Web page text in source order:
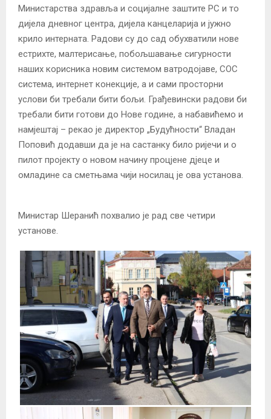
Министарства здравља и социјалне заштите РС и то
дијела дневног центра, дијела канцеларија и јужно
крило интерната. Радови су до сад обухватили нове
естрихте, малтерисање, побољшавање сигурности
наших корисника новим системом ватродојаве, СОС
система, интернет конекције, а и сами просторни
услови би требали бити бољи. Грађевински радови би
требали бити готови до Нове године, а набавићемо и
намјештај – рекао је директор „Будућности“ Владан
Поповић додавши да је на састанку било ријечи и о
пилот пројекту о новом начину процјене дјеце и
омладине са сметњама чији носилац је ова установа.
Министар Шеранић похвалио је рад све четири
установе.